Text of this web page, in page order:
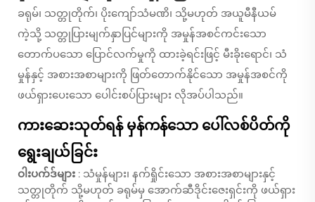
ခရုမ်၊ သတ္တုတိုက်၊ ပိုးကျော်သံမဏိ၊ သို့မဟုတ် အယူမီနီယမ်
ကဲ့သို့ သတ္တုပြားမျက်နှာပြင်များကို အမှုန်အစင်ကင်းသော
တောက်ပသော ပြောင်လက်မှုကို ထားခဲ့ရင်းဖြင့် မီးခိုးရောင်၊ သံ
မှုန်နှင့် အစားအစာများကို ဖြတ်တောက်နိုင်သော အမှုန်အစင်ကို
ဖယ်ရှားပေးသော ပေါင်းစပ်ပြားများ လိုအပ်ပါသည်။
ကားဆေးသုတ်ရန် မှန်ကန်သော ပေါ်လစ်ပိတ်ကို
ရွေးချယ်ခြင်း
ဝါးပက်ဒ်များ : သံမှုန်များ၊ နက်ရှိုင်းသော အစားအစာများနှင့်
သတ္တုတိုက် သို့မဟုတ် ခရုမ်မှ အောက်ဆီဒိုင်းဇေးရှင်းကို ဖယ်ရှား